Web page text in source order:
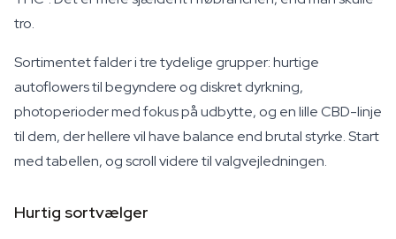
tro.
Sortimentet falder i tre tydelige grupper: hurtige
autoflowers til begyndere og diskret dyrkning,
photoperioder med fokus på udbytte, og en lille CBD-linje
til dem, der hellere vil have balance end brutal styrke. Start
med tabellen, og scroll videre til valgvejledningen.
Hurtig sortvælger